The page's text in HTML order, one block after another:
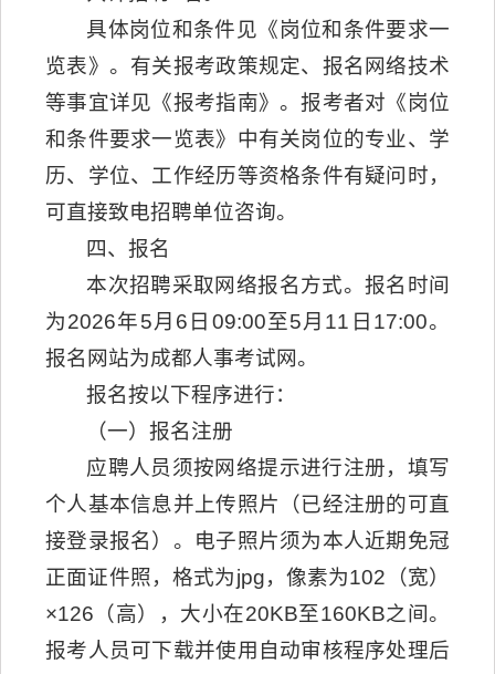
具体岗位和条件见《岗位和条件要求一
览表》。有关报考政策规定、报名网络技术
等事宜详见《报考指南》。报考者对《岗位
和条件要求一览表》中有关岗位的专业、学
历、学位、工作经历等资格条件有疑问时，
可直接致电招聘单位咨询。
四、报名
本次招聘采取网络报名方式。报名时间
为2026年5月6日09:00至5月11日17:00。
报名网站为成都人事考试网。
报名按以下程序进行：
（一）报名注册
应聘人员须按网络提示进行注册，填写
个人基本信息并上传照片（已经注册的可直
接登录报名）。电子照片须为本人近期免冠
正面证件照，格式为jpg，像素为102（宽）
×126（高），大小在20KB至160KB之间。
报考人员可下载并使用自动审核程序处理后